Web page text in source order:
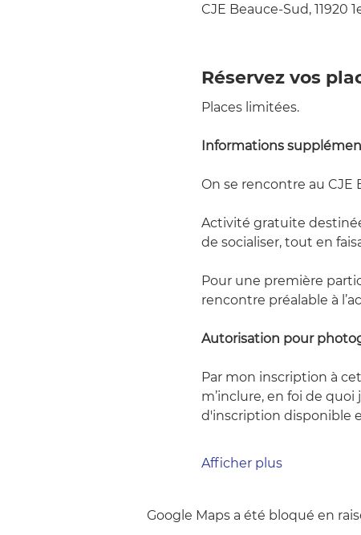
CJE Beauce-Sud, 11920
Réservez vos
Places limitées.
Informations
On se rencontre au CJE
Activité gratuite
de socialiser, tout en
Pour une première
rencontre préalable à
Autorisation pour
Par mon inscription à
m’inclure, en foi de
d'inscription disponible
Afficher plus
Google Maps a été bloqué en